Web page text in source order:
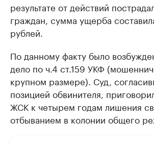
результате от действий
граждан, сумма ущерба
рублей.
По данному факту было
дело по ч.4 ст.159 УКФ
крупном размере). Суд,
позицией обвинителя,
ЖСК к четырем годам лишения
отбыванием в колонии общего